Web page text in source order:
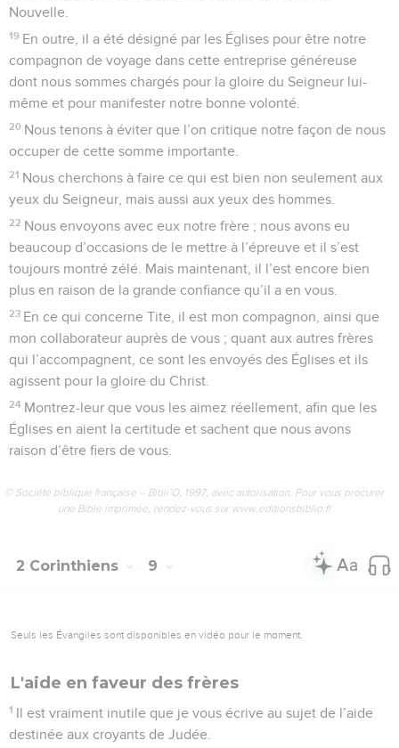
Nouvelle.
19 En outre, il a été désigné par les Églises pour être notre
compagnon de voyage dans cette entreprise généreuse
dont nous sommes chargés pour la gloire du Seigneur lui-
même et pour manifester notre bonne volonté.
20 Nous tenons à éviter que l’on critique notre façon de nous
occuper de cette somme importante.
21 Nous cherchons à faire ce qui est bien non seulement aux
yeux du Seigneur, mais aussi aux yeux des hommes.
22 Nous envoyons avec eux notre frère ; nous avons eu
beaucoup d’occasions de le mettre à l’épreuve et il s’est
toujours montré zélé. Mais maintenant, il l’est encore bien
plus en raison de la grande confiance qu’il a en vous.
23 En ce qui concerne Tite, il est mon compagnon, ainsi que
mon collaborateur auprès de vous ; quant aux autres frères
qui l’accompagnent, ce sont les envoyés des Églises et ils
agissent pour la gloire du Christ.
24 Montrez-leur que vous les aimez réellement, afin que les
Églises en aient la certitude et sachent que nous avons
raison d’être fiers de vous.
© Société biblique française – Bibli’O, 1997, avec autorisation. Pour vous procurer
une Bible imprimée, rendez-vous sur www.editionsbiblio.fr
2 Corinthiens 9
Seuls les Évangiles sont disponibles en vidéo pour le moment.
L'aide en faveur des frères
1 Il est vraiment inutile que je vous écrive au sujet de l’aide
destinée aux croyants de Judée.